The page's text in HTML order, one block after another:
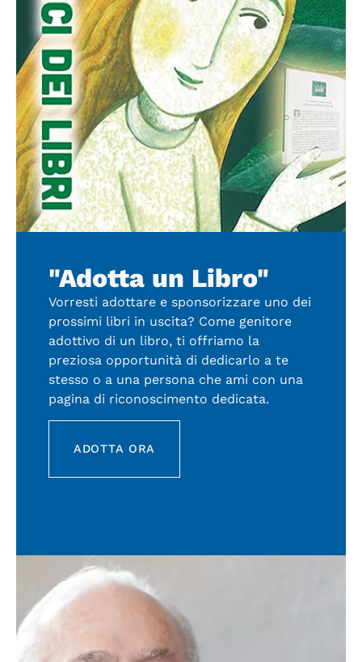
"Adotta un Libro"
Vorresti adottare e sponsorizzare uno dei
prossimi libri in uscita? Come genitore
adottivo di un libro, ti offriamo la
preziosa opportunità di dedicarlo a te
stesso o a una persona che ami con una
pagina di riconoscimento dedicata.
ADOTTA ORA